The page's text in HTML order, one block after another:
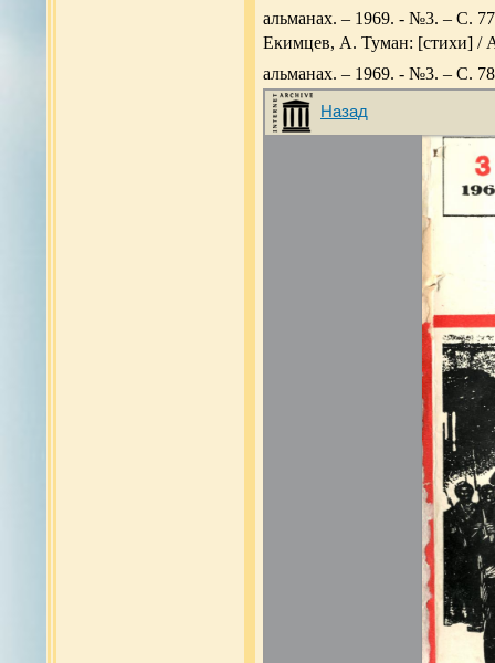
альманах. – 1969. - №3. – С.
Екимцев, А. Туман: [стихи] /
альманах. – 1969. - №3. – С.